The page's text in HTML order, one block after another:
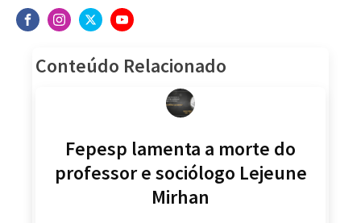
Conteúdo Relacionado
Fepesp lamenta a morte do
professor e sociólogo Lejeune
Mirhan